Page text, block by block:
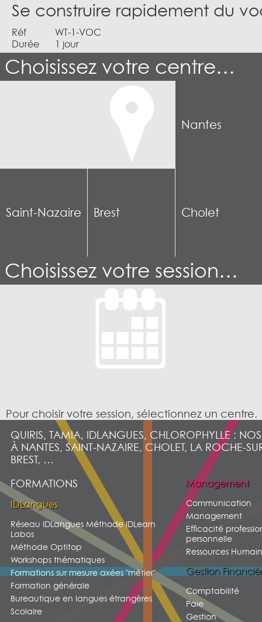
Se construire rapidement du
Réf
WT-1-VOC
Durée
1 jour
Choisissez votre centre…
Nantes
Saint-Nazaire Brest Cholet
Choisissez votre session…
Pour choisir votre session, sélectionnez un centre.
QUIRIS, TAMIA, IDLANGUES, CHLOROPHYLLE :
À NANTES, SAINT-NAZAIRE, CHOLET, LA ROCHE-
BREST, …
FORMATIONS
IDLangues
Réseau IDLangues Méthode IDLearn
Labos
Méthode Optitop
Workshops thématiques
Formations sur mesure axées "métier"
Formation générale
Bureautique en langues étrangères
Scolaire
Management
Communication
Management
Efficacité
personnelle
Ressources
Gestion
Comptabilité
Paie
Gestion